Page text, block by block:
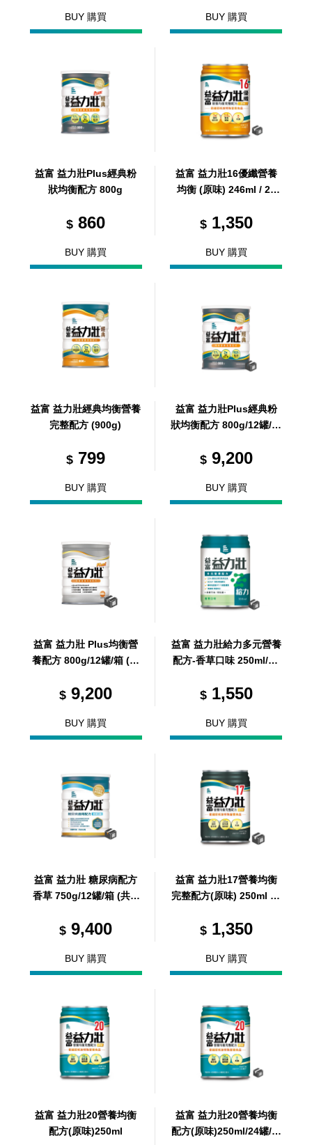
BUY 購買 BUY 購買
益富 益力壯Plus經典粉
狀均衡配方 800g
$860
BUY 購買
益富 益力壯16優纖營養
均衡 (原味) 246ml / 24
$1,350
BUY 購買
益富 益力壯經典均衡營養
完整配方 (900g)
$799
BUY 購買
益富 益力壯Plus經典粉
狀均衡配方 800g/12罐/箱
$9,200
BUY 購買
益富 益力壯 Plus均衡營
養配方 800g/12罐/箱 (共
$9,200
BUY 購買
益富 益力壯給力多元營養
配方-香草口味 250ml/24
$1,550
BUY 購買
益富 益力壯 糖尿病配方
香草 750g/12罐/箱 (共 1
$9,400
BUY 購買
益富 益力壯17營養均衡
完整配方(原味) 250ml / 2
$1,350
BUY 購買
益富 益力壯20營養均衡
配方(原味)250ml
益富 益力壯20營養均衡
配方(原味)250ml/24罐/箱